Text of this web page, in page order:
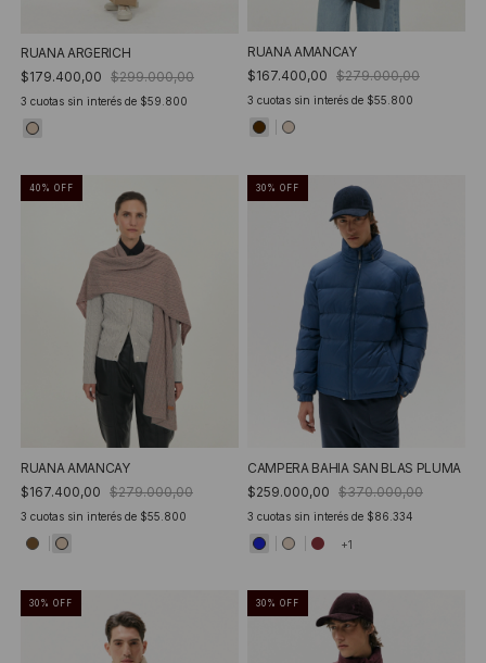
RUANA ARGERICH
$179.400,00 $299.000,00
3 cuotas sin interés de $59.800
RUANA AMANCAY
$167.400,00 $279.000,00
3 cuotas sin interés de $55.800
40 % OFF
RUANA AMANCAY
$167.400,00 $279.000,00
3 cuotas sin interés de $55.800
30 % OFF
CAMPERA BAHIA SAN BLAS PLUMA
$259.000,00 $370.000,00
3 cuotas sin interés de $86.334
+1
30 % OFF 30 % OFF